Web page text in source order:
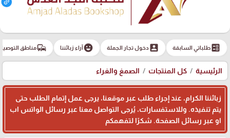
ballotطلباتي السابقة account_boxدخول تجار الجملة emoji_emotionsآراء زبائننا commuteمناطق
الرئيسية كل المنتجات الصمغ والغراء
زبائننا الكرام، عند إجراء طلب عبر موقعنا، يرجى عمل إتمام الطلب حتى
يتم تنفيذه. وللاستفسارات، يُرجى التواصل معنا عبر رسائل الواتس اب
او عبر رسائل الصفحة. شكرًا لتفهمكم